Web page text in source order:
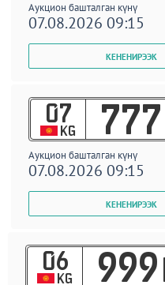
Аукцион башталган күнү
07.08.2026 09:15
07
KG 777
Аукцион башталган күнү
07.08.2026 09:15
06
KG 999